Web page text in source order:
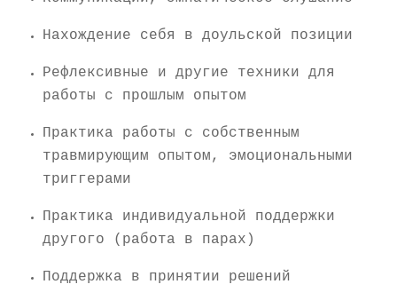
Нахождение себя в доульской позиции
Рефлексивные и другие техники для
работы с прошлым опытом
Практика работы с собственным
травмирующим опытом, эмоциональными
триггерами
Практика индивидуальной поддержки
другого (работа в парах)
Поддержка в принятии решений